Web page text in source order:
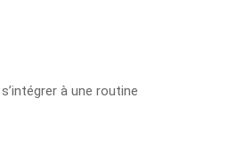
à une routine